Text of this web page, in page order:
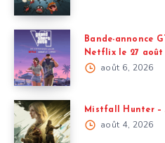
Bande-annonce
Netflix le 27 août
août 6, 2026
Mistfall Hunter –
août 4, 2026